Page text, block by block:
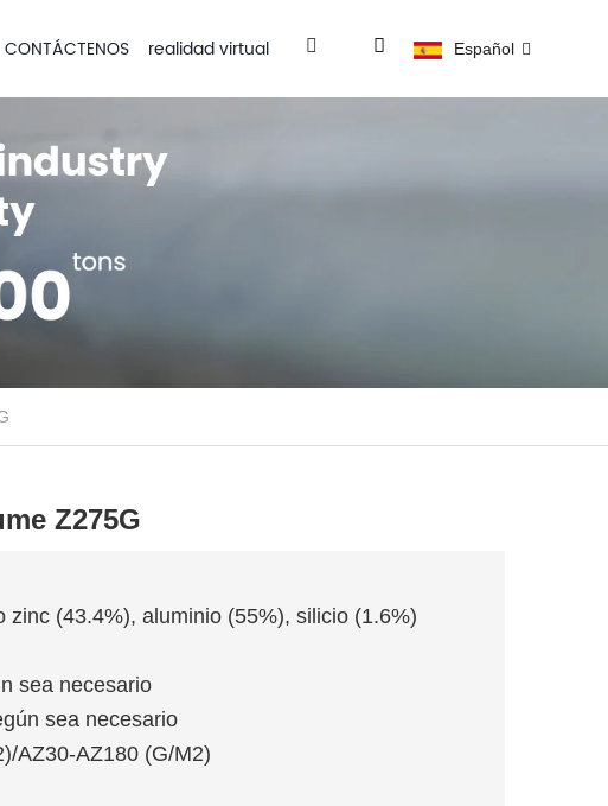
CONTÁCTENOS realidad virtual Español
Z275G
zinc (43.4%), aluminio (55%), silicio (1.6%)
sea necesario
sea necesario
AZ30-AZ180 (G/M2)